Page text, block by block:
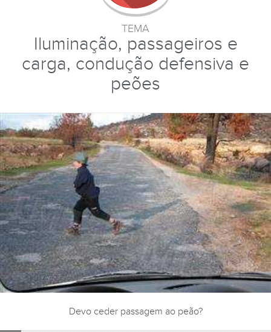
TEMA
Iluminação, passageiros e
carga, condução defensiva e
peões
Devo ceder passagem ao peão?